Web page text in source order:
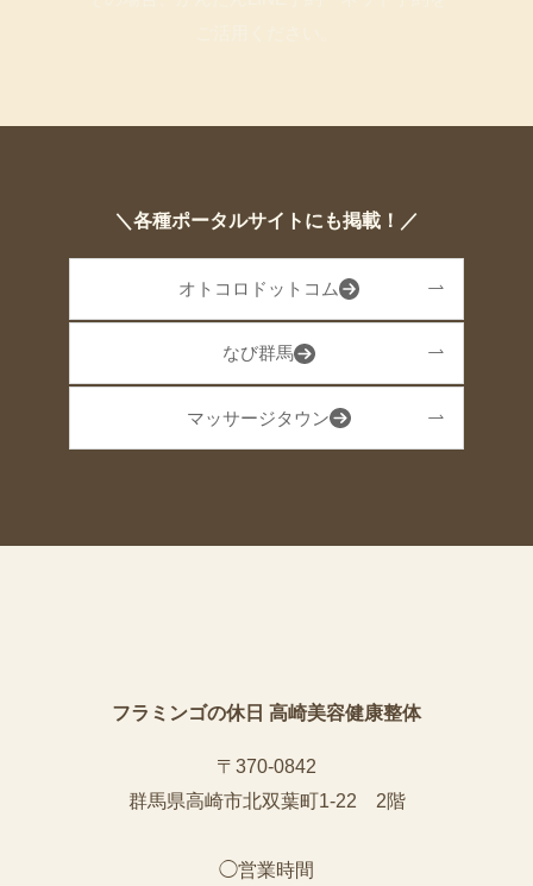
＼各種ポータルサイトにも掲載！／
オトコロドットコム
なび群馬
マッサージタウン
フラミンゴの休日 高崎美容健康整体
〒370-0842
群馬県高崎市北双葉町1-22 2階
◯営業時間